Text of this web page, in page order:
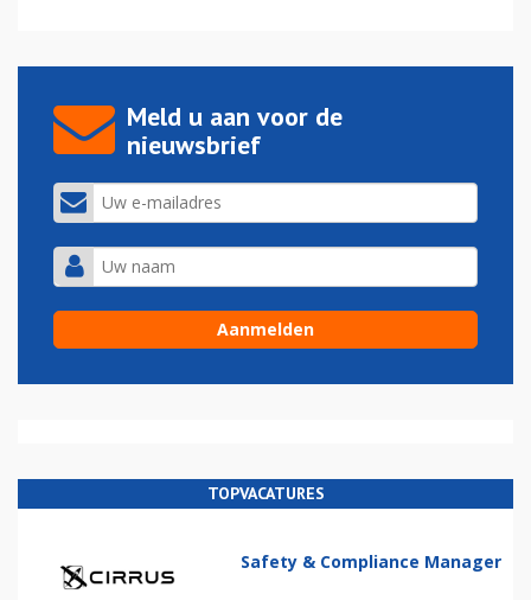
Meld u aan voor de
nieuwsbrief
TOPVACATURES
Safety & Compliance Manager